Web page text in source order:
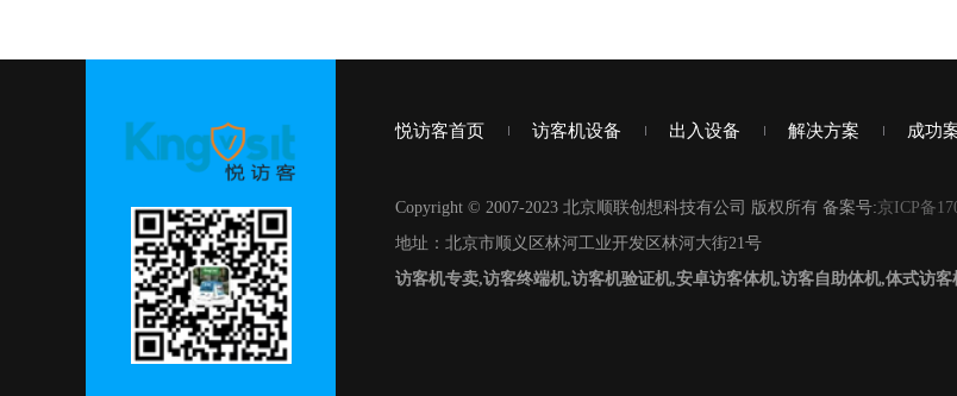
悦访客首页 访客机设备 出入设备 解决方案 成功
Copyright © 2007-2023 北京顺联创想科技有公司 版权所有 备案号:京ICP备
地址：北京市顺义区林河工业开发区林河大街21号
访客机专卖,访客终端机,访客机验证机,安卓访客体机,访客自助体机,体式访